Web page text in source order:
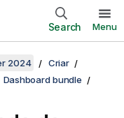
Search Menu
2024
Criar
Dashboard bundle